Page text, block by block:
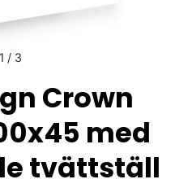
1 / 3
Crown
med
tvättställ